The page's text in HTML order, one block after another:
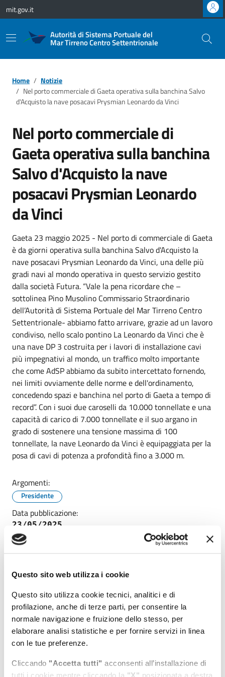
Questo sito web utilizza i cookie
Questo sito utilizza cookie tecnici, analitici e di
profilazione, anche di terze parti, per consentire la
normale navigazione e fruizione dello stesso, per
elaborare analisi statistiche e per fornire servizi in linea
con le tue preferenze.
Cliccando "Accetta tutti" acconsenti all’installazione di
tutti i cookie mentre cliccando la "X" posizionata a destra
Vai ai contenuti
Vai al footer
mit.gov.it
Autorità di Sistema Portuale del
Mar Tirreno Centro Settentrionale
Home
Notizie
Nel porto commerciale di Gaeta operativa sulla banchina Salvo
d'Acquisto la nave posacavi Prysmian Leonardo da Vinci
Nel porto commerciale di
Gaeta operativa sulla banchina
Salvo d'Acquisto la nave
posacavi Prysmian Leonardo
da Vinci
Gaeta 23 maggio 2025 - Nel porto di commerciale di Gaeta
è da giorni operativa sulla banchina Salvo d'Acquisto la
nave posacavi Prysmian Leonardo da Vinci, una delle più
gradi navi al mondo operativa in questo servizio gestito
dalla società Futura. “Vale la pena ricordare che –
sottolinea Pino Musolino Commissario Straordinario
dell’Autorità di Sistema Portuale del Mar Tirreno Centro
Settentrionale- abbiamo fatto arrivare, grazie ad un lavoro
condiviso, nello scalo pontino La Leonardo da Vinci che è
una nave DP 3 costruita per i lavori di installazione cavi
più impegnativi al mondo, un traffico molto importante
che come AdSP abbiamo da subito intercettato fornendo,
nei limiti ovviamente delle norme e dell'ordinamento,
concedendo spazi e banchina nel porto di Gaeta a tempo di
record”. Con i suoi due caroselli da 10.000 tonnellate e una
capacità di carico di 7.000 tonnellate e il suo argano in
grado di sostenere una tensione massima di 100
tonnellate, la nave Leonardo da Vinci è equipaggiata per la
posa di cavi di potenza a profondità fino a 3.000 m.
Argomenti:
Presidente
Data pubblicazione:
23/05/2025
Ultimo aggiornamento:
23/05/2025 12:11